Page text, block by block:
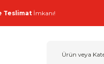
Teslimat İmkanı!